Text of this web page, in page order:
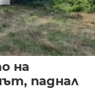
на
паднал